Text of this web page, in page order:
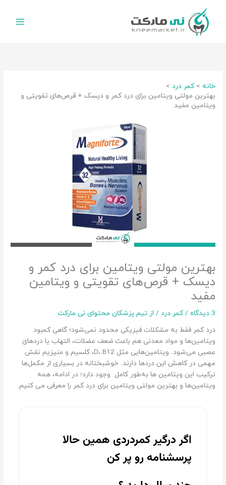
خانه
کمر درد
بهترین مولتی ویتامین برای درد کمر و دیسک + قرص‌های تقویتی و
ویتامین مفید
بهترین مولتی ویتامین برای درد کمر و
دیسک + قرص‌های تقویتی و ویتامین
مفید
3 دیدگاه /کمر درد / از تیم پزشکان محتوای نی مارکت
درد کمر فقط به مشکلات فیزیکی محدود نمی‌شود؛ گاهی کمبود
ویتامین‌ها و مواد معدنی هم باعث ضعف عضلات، التهاب یا دردهای
عصبی می‌شود. ویتامین‌هایی مثل D، B12، کلسیم و منیزیم نقش
مهمی در کاهش این دردها دارند. خوشبختانه در بسیاری از مکمل‌ها
ترکیب این ویتامین ها به‌طور کامل وجود دارد؛ در ادامه، همه
ویتامین‌ها و بهترین مولتی ویتامین برای درد کمر را معرفی می کنیم.